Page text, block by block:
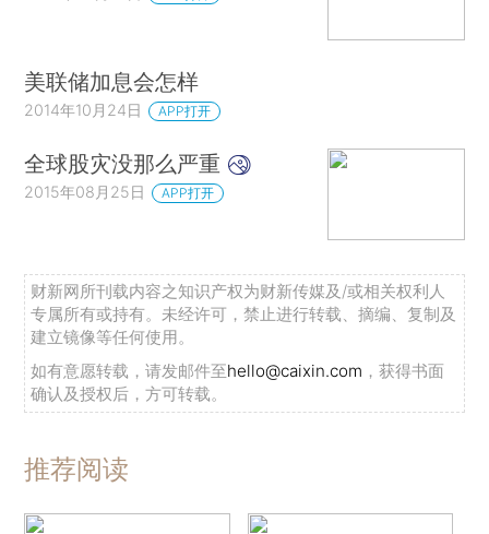
美联储加息会怎样
2014年10月24日 APP打开
全球股灾没那么严重
2015年08月25日 APP打开
财新网所刊载内容之知识产权为财新传媒及/或相关权利人
专属所有或持有。未经许可，禁止进行转载、摘编、复制及
建立镜像等任何使用。
如有意愿转载，请发邮件至hello@caixin.com ，获得书面
确认及授权后，方可转载。
推荐阅读